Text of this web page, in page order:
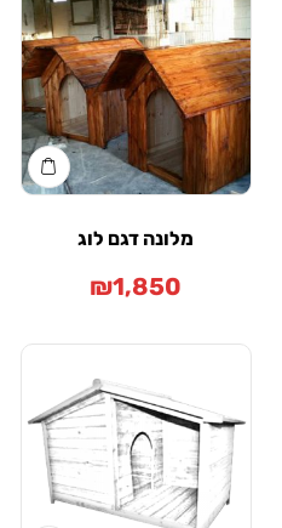
מלונה דגם לוג
₪1,850